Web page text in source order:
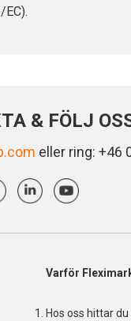
& FÖLJ
eller ring: +46
Varför
Hos oss hittar